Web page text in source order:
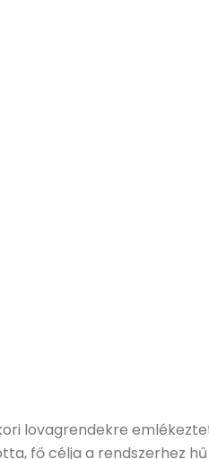
lovagrendekre
fő célja a rendszerhez